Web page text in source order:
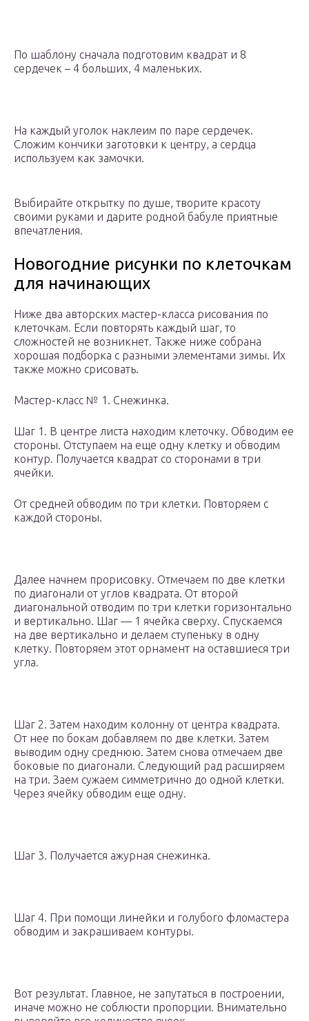
По шаблону сначала подготовим квадрат и 8
сердечек – 4 больших, 4 маленьких.
На каждый уголок наклеим по паре сердечек.
Сложим кончики заготовки к центру, а сердца
используем как замочки.
Выбирайте открытку по душе, творите красоту
своими руками и дарите родной бабуле приятные
впечатления.
Новогодние рисунки по клеточкам
для начинающих
Ниже два авторских мастер-класса рисования по
клеточкам. Если повторять каждый шаг, то
сложностей не возникнет. Также ниже собрана
хорошая подборка с разными элементами зимы. Их
также можно срисовать.
Мастер-класс № 1. Снежинка.
Шаг 1. В центре листа находим клеточку. Обводим ее
стороны. Отступаем на еще одну клетку и обводим
контур. Получается квадрат со сторонами в три
ячейки.
От средней обводим по три клетки. Повторяем с
каждой стороны.
Далее начнем прорисовку. Отмечаем по две клетки
по диагонали от углов квадрата. От второй
диагональной отводим по три клетки горизонтально
и вертикально. Шаг — 1 ячейка сверху. Спускаемся
на две вертикально и делаем ступеньку в одну
клетку. Повторяем этот орнамент на оставшиеся три
угла.
Шаг 2. Затем находим колонну от центра квадрата.
От нее по бокам добавляем по две клетки. Затем
выводим одну среднюю. Затем снова отмечаем две
боковые по диагонали. Следующий рад расширяем
на три. Заем сужаем симметрично до одной клетки.
Через ячейку обводим еще одну.
Шаг 3. Получается ажурная снежинка.
Шаг 4. При помощи линейки и голубого фломастера
обводим и закрашиваем контуры.
Вот результат. Главное, не запутаться в построении,
иначе можно не соблюсти пропорции. Внимательно